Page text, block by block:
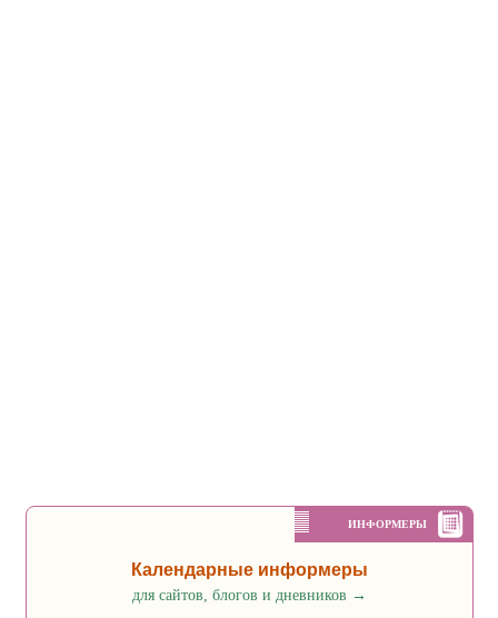
ИНФОРМЕРЫ
Календарные информеры
для сайтов, блогов и дневников →